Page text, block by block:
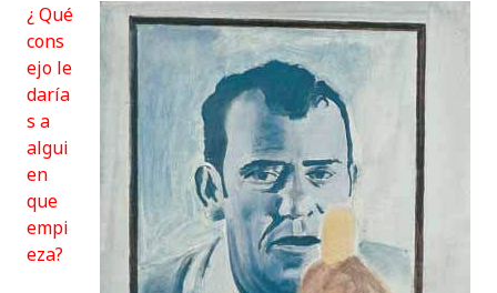
¿ Qué
cons
ejo le
daría
s a
algui
en
que
empi
eza?